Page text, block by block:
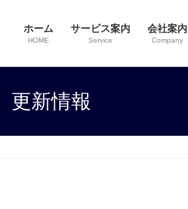
ホーム
HOME
サービス案内
Service
会社案内
Company
更新情報